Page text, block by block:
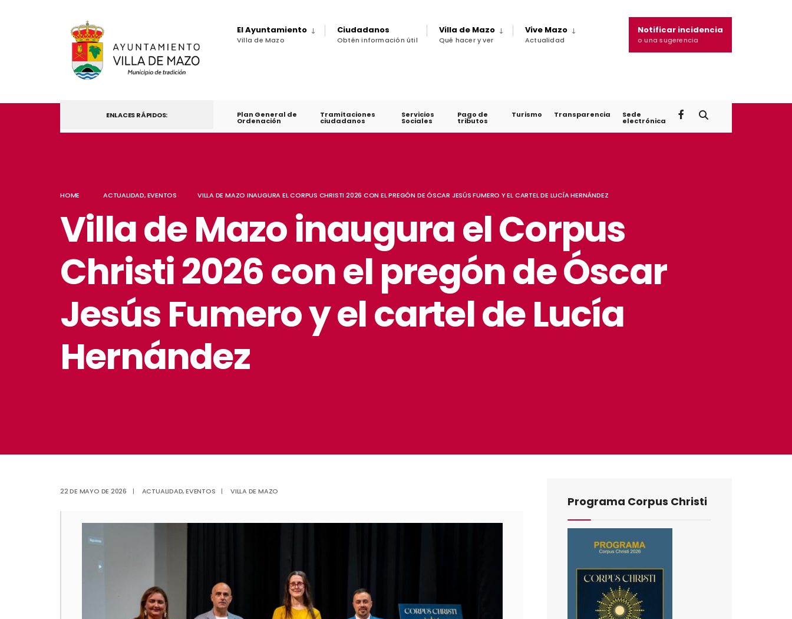
El Ayuntamiento
Villa de Mazo
Ciudadanos
Obtén información útil
Villa de Mazo
Qué hacer y ver
Vive Mazo
Actualidad
Notificar incidencia
o una sugerencia
ENLACES RÁPIDOS: Plan General de
Ordenación
Tramitaciones
ciudadanos
Servicios
Sociales
Pago de
tributos
Turismo Transparencia Sede
electrónica
HOME ACTUALIDAD,EVENTOS VILLA DE MAZO INAUGURA EL CORPUS CHRISTI 2026 CON EL PREGÓN DE ÓSCAR JESÚS FUMERO Y EL CARTEL DE LUCÍA HERNÁNDEZ
Villa de Mazo inaugura el Corpus
Christi 2026 con el pregón de Óscar
Jesús Fumero y el cartel de Lucía
Hernández
22 DE MAYO DE 2026 | ACTUALIDAD,EVENTOS | VILLA DE MAZO
Programa Corpus Christi